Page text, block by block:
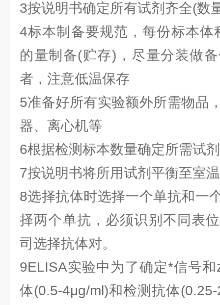
3按说明书确定所有试剂齐全(数
4标本制备要规范，每份标本体
的量制备(贮存)，尽量分装做
者，注意低温保存
5准备好所有实验额外所需物品
器、离心机等
6根据检测标本数量确定所需试
7按说明书将所用试剂平衡至室
8选择抗体时选择一个单抗和一
择两个单抗，必须识别不同表
司选择抗体对。
9ELISA实验中为了确定*信号
体(0.5-4μg/ml)和检测抗体